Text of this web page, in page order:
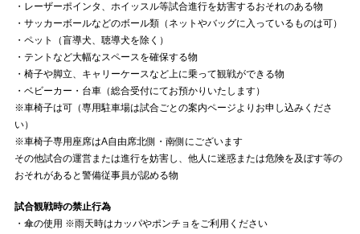
・レーザーポインタ、ホイッスル等試合進行を妨害するおそれのある物
・サッカーボールなどのボール類（ネットやバッグに入っているものは可）
・ペット（盲導犬、聴導犬を除く）
・テントなど大幅なスペースを確保する物
・椅子や脚立、キャリーケースなど上に乗って観戦ができる物
・ベビーカー・台車（総合受付にてお預かりいたします）
※車椅子は可（専用駐車場は試合ごとの案内ページよりお申し込みくださ
い）
※車椅子専用座席はA自由席北側・南側にございます
その他試合の運営または進行を妨害し、他人に迷惑または危険を及ぼす等の
おそれがあると警備従事員が認める物
試合観戦時の禁止行為
・傘の使用 ※雨天時はカッパやポンチョをご利用ください